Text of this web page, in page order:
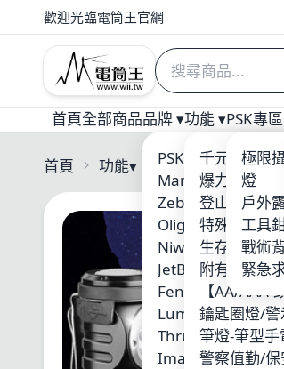
歡迎光臨電筒王官網
首頁全部商品品牌 ▾
PSK 電筒王專業燈
Manker
Zebralight
Olight
Niwalker
JetBeam
Fenix
Lumintop 雷明兔
ThruNite
Imalent
功能 ▾
千元以下優
爆力照廣型
登山破霧-黃
特殊光源-
生存遊戲/
附有磁鐵吸
【AA/AAA-
鑰匙圈燈/警
筆燈-筆型手
警察值勤/保
PSK專
極限
燈
戶外
工具
戰術
緊急
首頁 功能▾ JetBeam